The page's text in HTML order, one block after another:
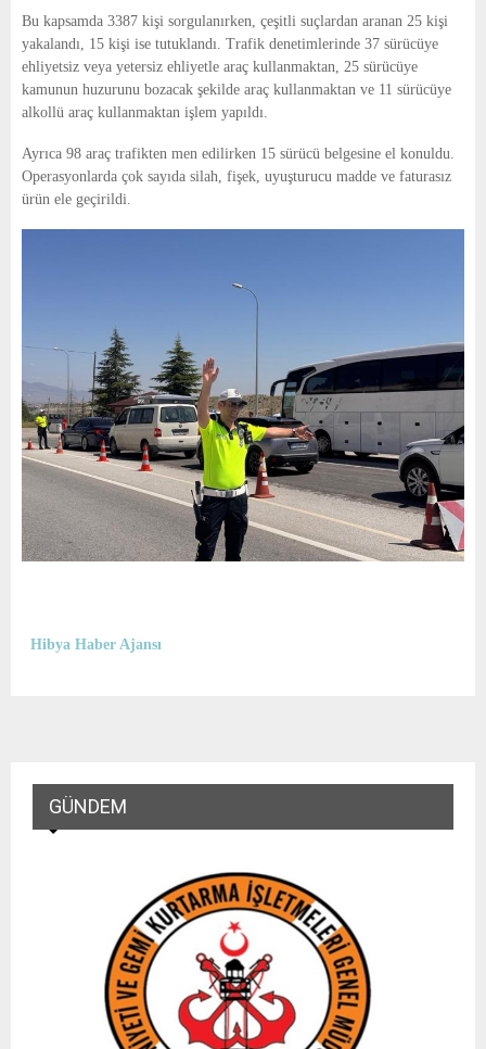
U
Bu kapsamda 3387 kişi sorgulanırken, çeşitli suçlardan aranan 25 kişi
yakalandı, 15 kişi ise tutuklandı. Trafik denetimlerinde 37 sürücüye
ehliyetsiz veya yetersiz ehliyetle araç kullanmaktan, 25 sürücüye
kamunun huzurunu bozacak şekilde araç kullanmaktan ve 11 sürücüye
alkollü araç kullanmaktan işlem yapıldı.
Ayrıca 98 araç trafikten men edilirken 15 sürücü belgesine el konuldu.
Operasyonlarda çok sayıda silah, fişek, uyuşturucu madde ve faturasız
ürün ele geçirildi.
Hibya Haber Ajansı
GÜNDEM